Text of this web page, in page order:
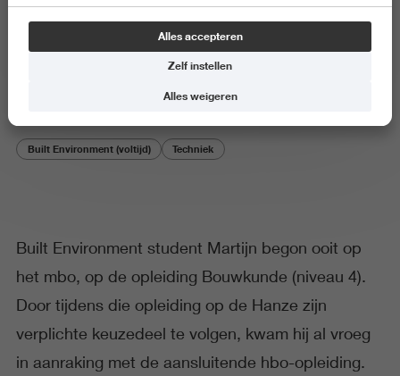
'Gooi jezelf in het diepe'
Student aan het woord
Built Environment (voltijd) Techniek
Built Environment student Martijn begon ooit op
het mbo, op de opleiding Bouwkunde (niveau 4).
Door tijdens die opleiding op de Hanze zijn
verplichte keuzedeel te volgen, kwam hij al vroeg
in aanraking met de aansluitende hbo-opleiding.
Alles accepteren
Zelf instellen
Alles weigeren